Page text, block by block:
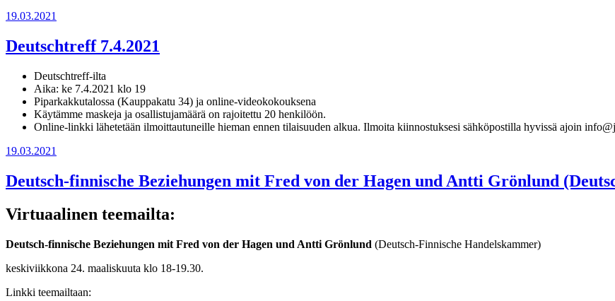
Julkaistu
19.03.2021
Deutschtreff 7.4.2021
Deutschtreff-ilta
Aika: ke 7.4.2021 klo 19
Piparkakkutalossa (Kauppakatu 34) ja online-videokokouksena
Käytämme maskeja ja osallistujamäärä on rajoitettu 20 henkilöön.
Online-linkki lähetetään ilmoittautuneille hieman ennen tilaisuuden alkua. Ilmoita kiinnostuksesi sähköpostilla hyvissä ajoin
Julkaistu
19.03.2021
Deutsch-finnische Beziehungen mit Fred von der Hagen und Antti Grönlund
Virtuaalinen teemailta:
Deutsch-finnische Beziehungen mit Fred von der Hagen und Antti Grönlund (Deutsch-Finnische Handelskammer)
keskiviikkona 24. maaliskuuta klo 18-19.30.
Linkki teemailtaan: